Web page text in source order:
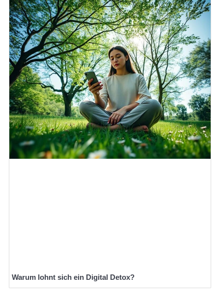
Warum lohnt sich ein Digital Detox?